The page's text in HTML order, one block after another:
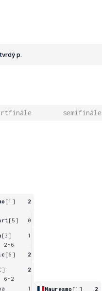
tvrdý p.
semifinále
[1]
2
[5] 0
[3]
1
2-6
[6] 2
2
6-2
1 Mauresmo [1]
2